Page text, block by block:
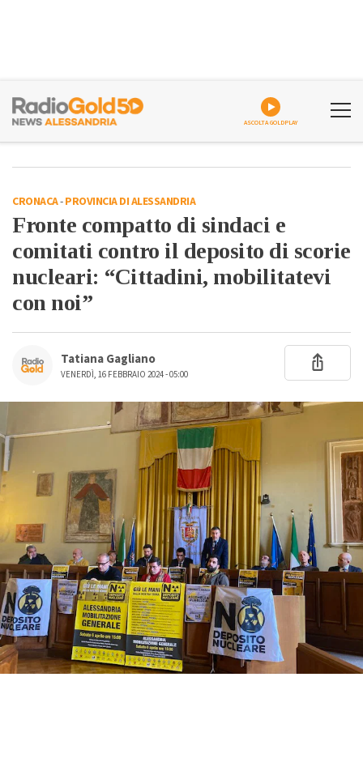
ASCOLTA GOLDPLAY
CRONACA-PROVINCIA DI ALESSANDRIA
Fronte compatto di sindaci e
comitati contro il deposito di scorie
nucleari: “Cittadini, mobilitatevi
con noi”
Tatiana Gagliano
VENERDÌ, 16 FEBBRAIO 2024 - 05:00